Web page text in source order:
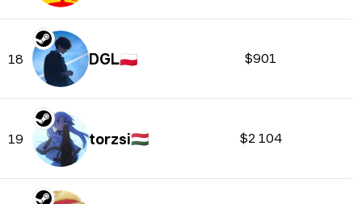
18 DGL🇵🇱 $901
19 torzsi🇭🇺 $2 104